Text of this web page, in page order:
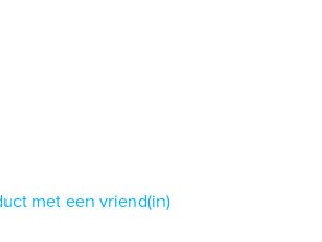
met een vriend(in)